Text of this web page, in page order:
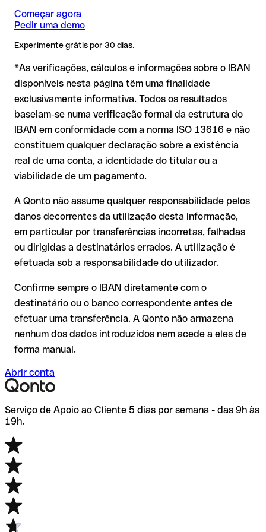
GBP) podem aplicar-se comissões de câmbio adicionais.
Consulte previamente as condições em vigor com o Banco
❌ Que a conta esteja ativa e possa receber pagamentos
❌ Que o titular indicado seja o correto
Um IBAN pode passar todos os controlos matemáticos e não
corresponder a nenhuma conta real. Por exemplo, se foram
transpostos dígitos e a combinação resultante é formalmente
válida.
por escrito, especialmente em novas relações comerciais ou
com montantes elevados. A existência de uma conta só pode
através de uma transferência de teste.
IBAN formalmente válido mas incorreto:
gere outra combinação formalmente válida, a transferência
é executada para uma conta alheia. Neste caso:
O banco destinatário é obrigado a colaborar na
recuperação dos fundos;
A sua instituição pode iniciar um processo de reclamação a
seu pedido;
A devolução não está garantida, especialmente se o
destinatário já tiver utilizado o dinheiro
recuperação é consideravelmente mais complexa e implica
comissões adicionais.
Recomendação
: verifique cada IBAN antes de efetuar uma
transferência com o nosso IBAN Checker gratuito e, em caso
de dúvida, confirme-o diretamente com o destinatário. Esta
precaução é especialmente importante com montantes
elevados ou em novas relações comerciais.
Começar agora
Pedir uma demo
Experimente grátis por 30 dias.
*As verificações, cálculos e informações sobre o IBAN
disponíveis nesta página têm uma finalidade
exclusivamente informativa. Todos os resultados
baseiam-se numa verificação formal da estrutura do
IBAN em conformidade com a norma ISO 13616 e não
constituem qualquer declaração sobre a existência
real de uma conta, a identidade do titular ou a
viabilidade de um pagamento.
A Qonto não assume qualquer responsabilidade pelos
danos decorrentes da utilização desta informação,
em particular por transferências incorretas, falhadas
ou dirigidas a destinatários errados. A utilização é
efetuada sob a responsabilidade do utilizador.
Confirme sempre o IBAN diretamente com o
destinatário ou o banco correspondente antes de
efetuar uma transferência. A Qonto não armazena
nenhum dos dados introduzidos nem acede a eles de
forma manual.
Abrir conta
Serviço de Apoio ao Cliente 5 dias por semana - das 9h às
19h.